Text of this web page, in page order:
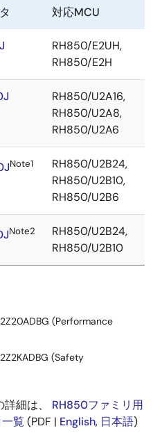
対応MCU
RH850/E2UH,
RH850/E2H
RH850/U2A16,
RH850/U2A8,
RH850/U2A6
Note1
RH850/U2B24,
RH850/U2B10,
RH850/U2B6
Note2
RH850/U2B24,
RH850/U2B10
(Performance
(Safety
細は、 RH850ファミリ用
覧 (PDF | English, 日本語)